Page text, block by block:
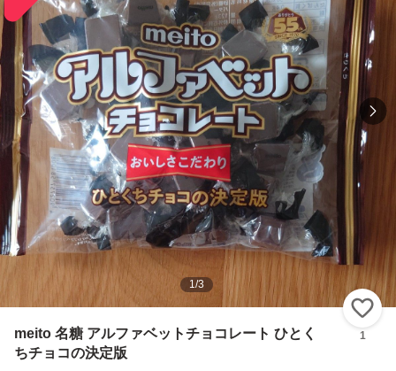
1/3
meito 名糖 アルファベットチョコレート ひとく
ちチョコの決定版
1